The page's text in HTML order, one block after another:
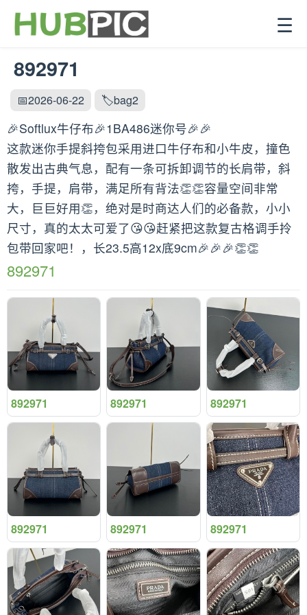
☰
892971
📅2026-06-22 🏷️bag2
🎉Softlux牛仔布🎉1BA486迷你号🎉🎉
这款迷你手提斜挎包采用进口牛仔布和小牛皮，撞色
散发出古典气息，配有一条可拆卸调节的长肩带，斜
挎，手提，肩带，满足所有背法👏👏容量空间非常
大，巨巨好用👏，绝对是时商达人们的必备款，小小
尺寸，真的太太可爱了😘😘赶紧把这款复古格调手拎
包带回家吧！，长23.5高12x底9cm🎉🎉🎉👏👏
892971
892971 892971 892971
892971 892971 892971